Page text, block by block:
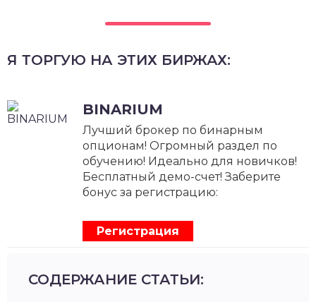
Я ТОРГУЮ НА ЭТИХ БИРЖАХ:
BINARIUM
Лучший брокер по бинарным
опционам! Огромный раздел по
обучению! Идеально для новичков!
Бесплатный демо-счет! Заберите
бонус за регистрацию:
Регистрация
СОДЕРЖАНИЕ СТАТЬИ: